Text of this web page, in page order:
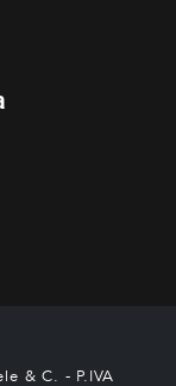
& C. - P.IVA